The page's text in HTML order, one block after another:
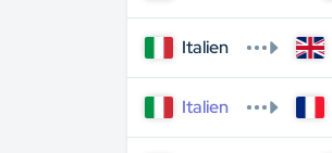
Italien
Italien